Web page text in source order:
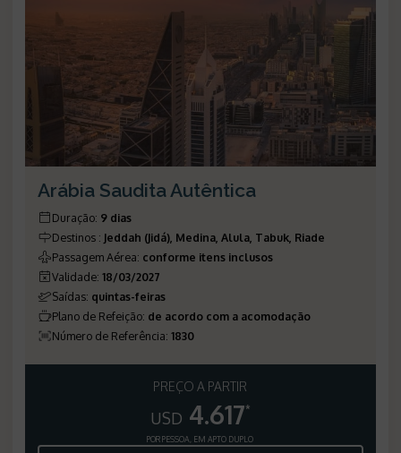
Arábia Saudita Autêntica
Duração: 9 dias
Destinos : Jeddah (Jidá), Medina, Alula, Tabuk, Riade
Passagem Aérea: conforme itens inclusos
Validade: 18/03/2027
Saídas: quintas-feiras
Plano de Refeição: de acordo com a acomodação
Número de Referência: 1830
PREÇO A PARTIR
USD 4.617*
POR PESSOA, EM APTO DUPLO